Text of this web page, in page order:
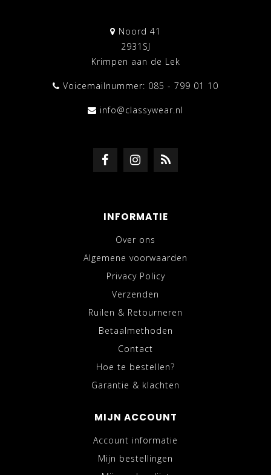
Noord 41
2931SJ
Krimpen aan de Lek
Voicemailnummer: 085 - 799 01 10
info@classywear.nl
INFORMATIE
Over ons
Algemene voorwaarden
Privacy Policy
Verzenden
Ruilen & Retourneren
Betaalmethoden
Contact
Hoe te bestellen?
Garantie & klachten
MIJN ACCOUNT
Account informatie
Mijn bestellingen